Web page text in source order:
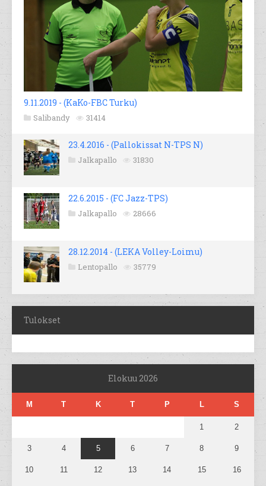
9.11.2019 - (KaKo-FBC Turku)
Salibandy 31414
23.4.2016 - (Pallokissat N-TPS N)
Jalkapallo 31830
22.6.2015 - (FC Jazz-TPS)
Jalkapallo 28666
28.12.2014 - (LEKA Volley-Loimu)
Lentopallo 35779
Tulokset
Elokuu 2026
M T K T P L S
1 2
3 4 5 6 7 8 9
10 11 12 13 14 15 16